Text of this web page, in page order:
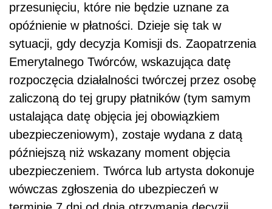
przesunięciu, które nie będzie uznane za
opóźnienie w płatności. Dzieje się tak w
sytuacji, gdy decyzja Komisji ds. Zaopatrzenia
Emerytalnego Twórców, wskazująca datę
rozpoczęcia działalności twórczej przez osobę
zaliczoną do tej grupy płatników (tym samym
ustalająca datę objęcia jej obowiązkiem
ubezpieczeniowym), zostaje wydana z datą
późniejszą niż wskazany moment objęcia
ubezpieczeniem. Twórca lub artysta dokonuje
wówczas zgłoszenia do ubezpieczeń w